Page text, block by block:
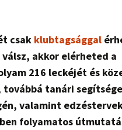
csak klubtagsággal
akkor elérheted a
216 leckéjét és
tanári
valamint
folyamatos